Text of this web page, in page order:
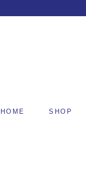
HOME SHOP